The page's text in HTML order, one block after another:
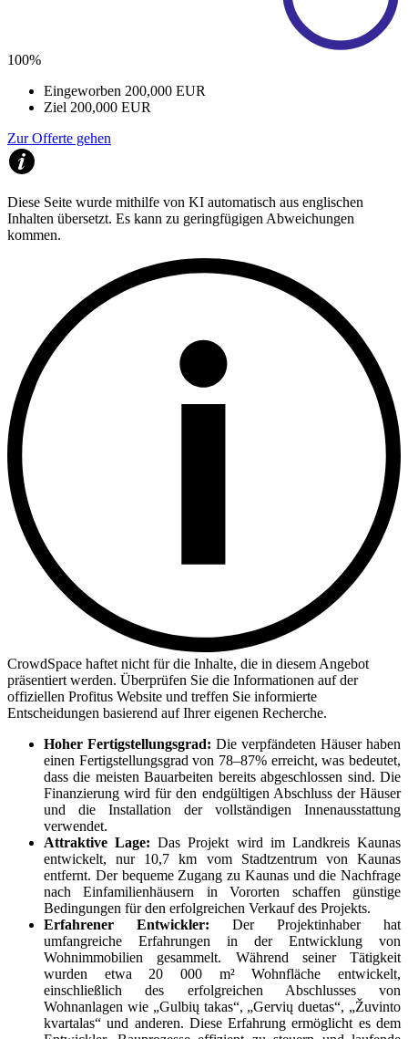
100%
Eingeworben 200,000 EUR
Ziel 200,000 EUR
Zur Offerte gehen
Diese Seite wurde mithilfe von KI automatisch aus englischen
Inhalten übersetzt. Es kann zu geringfügigen Abweichungen
kommen.
CrowdSpace haftet nicht für die Inhalte, die in diesem Angebot
präsentiert werden. Überprüfen Sie die Informationen auf der
offiziellen Profitus Website und treffen Sie informierte
Entscheidungen basierend auf Ihrer eigenen Recherche.
Hoher Fertigstellungsgrad: Die verpfändeten Häuser haben
einen Fertigstellungsgrad von 78–87% erreicht, was bedeutet,
dass die meisten Bauarbeiten bereits abgeschlossen sind. Die
Finanzierung wird für den endgültigen Abschluss der Häuser
und die Installation der vollständigen Innenausstattung
verwendet.
Attraktive Lage: Das Projekt wird im Landkreis Kaunas
entwickelt, nur 10,7 km vom Stadtzentrum von Kaunas
entfernt. Der bequeme Zugang zu Kaunas und die Nachfrage
nach Einfamilienhäusern in Vororten schaffen günstige
Bedingungen für den erfolgreichen Verkauf des Projekts.
Erfahrener Entwickler: Der Projektinhaber hat
umfangreiche Erfahrungen in der Entwicklung von
Wohnimmobilien gesammelt. Während seiner Tätigkeit
wurden etwa 20 000 m² Wohnfläche entwickelt,
einschließlich des erfolgreichen Abschlusses von
Wohnanlagen wie „Gulbių takas“, „Gervių duetas“, „Žuvinto
kvartalas“ und anderen. Diese Erfahrung ermöglicht es dem